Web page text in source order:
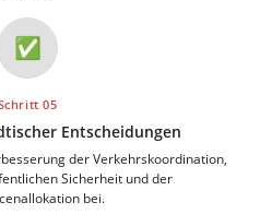
✅
05
Entscheidungen
der Verkehrskoordination,
Sicherheit und der
bei.